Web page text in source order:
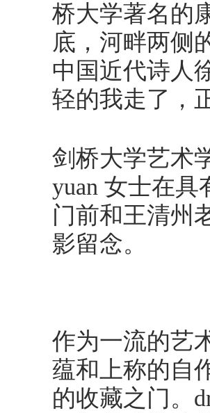
桥大学著名的
底，河畔两侧
中国近代诗人
轻的我走了，
剑桥大学艺术
yuan 女士在
门前和王清州
影留念。
作为一流的艺
蕴和上称的自
的收藏之门。